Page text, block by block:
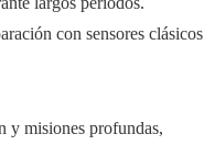
con sensores clásicos
y misiones profundas,